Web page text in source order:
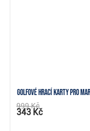
Golfové hrací karty pro
999 Kč
343 Kč